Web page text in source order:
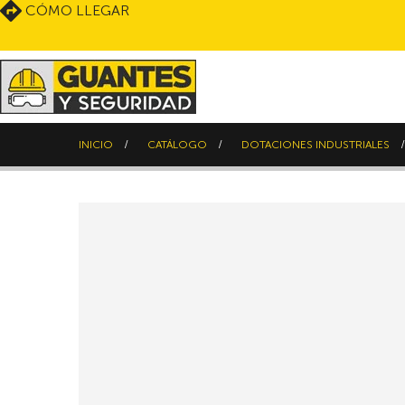
CÓMO LLEGAR
INICIO CATÁLOGO DOTACIONES INDUSTRIALES